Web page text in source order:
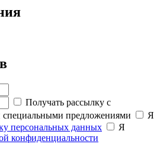
Получать рассылку с
предложениями
Я
персональных данных
Я
конфиденциальности